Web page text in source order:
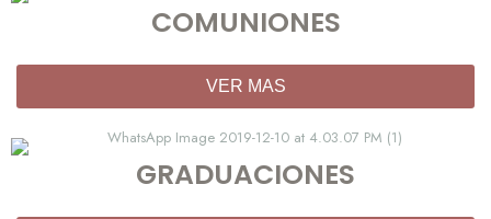
COMUNIONES
VER MAS
GRADUACIONES